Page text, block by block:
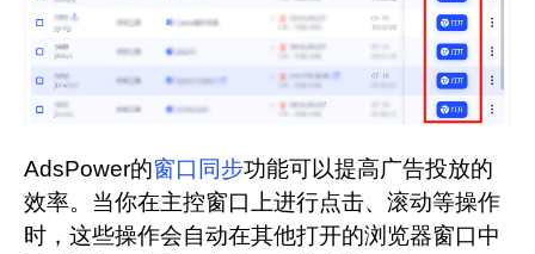
AdsPower的窗口同步功能可以提高广告投放的
效率。当你在主控窗口上进行点击、滚动等操作
时，这些操作会自动在其他打开的浏览器窗口中